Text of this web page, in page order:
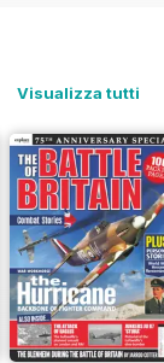
Visualizza tutti